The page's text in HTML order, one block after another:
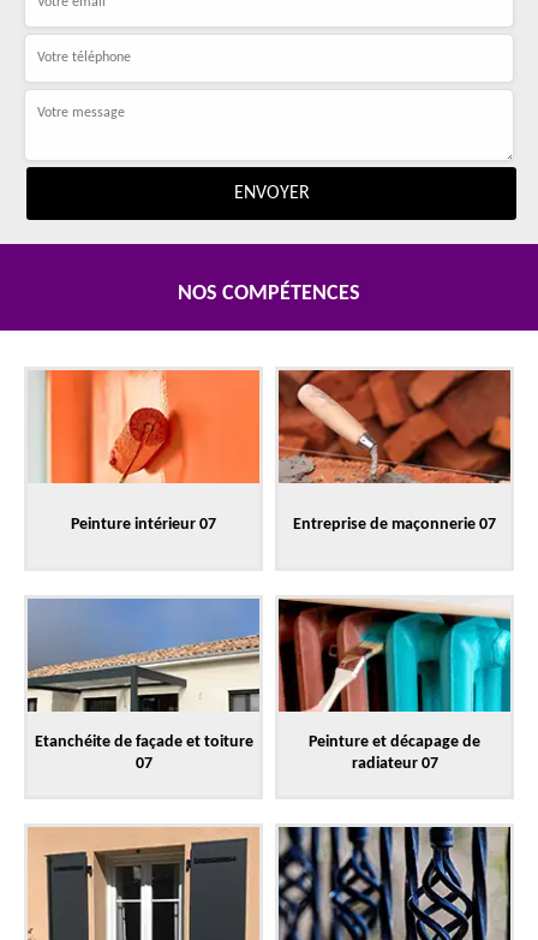
NOS COMPÉTENCES
Peinture intérieur 07 Entreprise de maçonnerie 07
Etanchéite de façade et toiture
07
Peinture et décapage de
radiateur 07